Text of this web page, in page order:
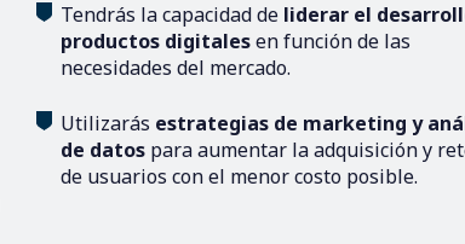
Tendrás la capacidad de liderar el
productos digitalesen función de las
necesidades del mercado.
Utilizarás estrategias de marketing y
de datos para aumentar la adquisición y
de usuarios con el menor costo posible.